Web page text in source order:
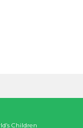
Children